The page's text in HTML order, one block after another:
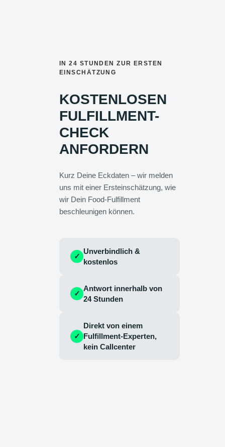
IN 24 STUNDEN ZUR ERSTEN
EINSCHÄTZUNG
KOSTENLOSEN
FULFILLMENT-
CHECK
ANFORDERN
Kurz Deine Eckdaten – wir melden
uns mit einer Ersteinschätzung, wie
wir Dein Food-Fulfillment
beschleunigen können.
✓
Unverbindlich &
kostenlos
✓
Antwort innerhalb von
24 Stunden
✓
Direkt von einem
Fulfillment-Experten,
kein Callcenter